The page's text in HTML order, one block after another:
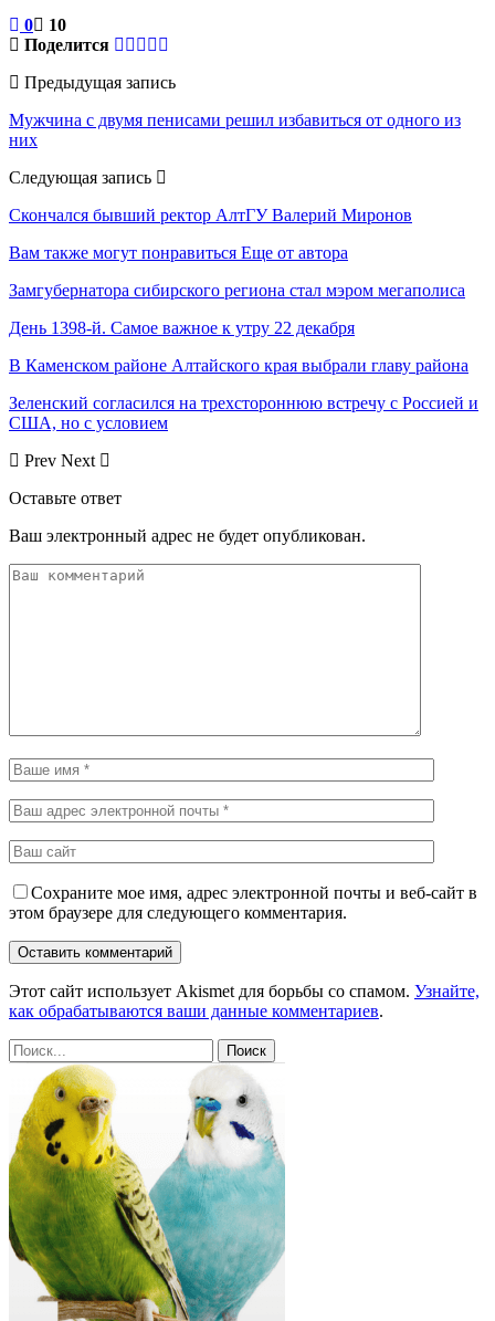
0
10
Поделится
Предыдущая запись
Мужчина с двумя пенисами решил избавиться от одного из
них
Следующая запись
Скончался бывший ректор АлтГУ Валерий Миронов
Вам также могут понравиться Еще от автора
Замгубернатора сибирского региона стал мэром мегаполиса
День 1398-й. Самое важное к утру 22 декабря
В Каменском районе Алтайского края выбрали главу района
Зеленский согласился на трехстороннюю встречу с Россией и
США, но с условием
Prev Next
Оставьте ответ
Ваш электронный адрес не будет опубликован.
Сохраните мое имя, адрес электронной почты и веб-сайт в
этом браузере для следующего комментария.
Этот сайт использует Akismet для борьбы со спамом. Узнайте,
как обрабатываются ваши данные комментариев.